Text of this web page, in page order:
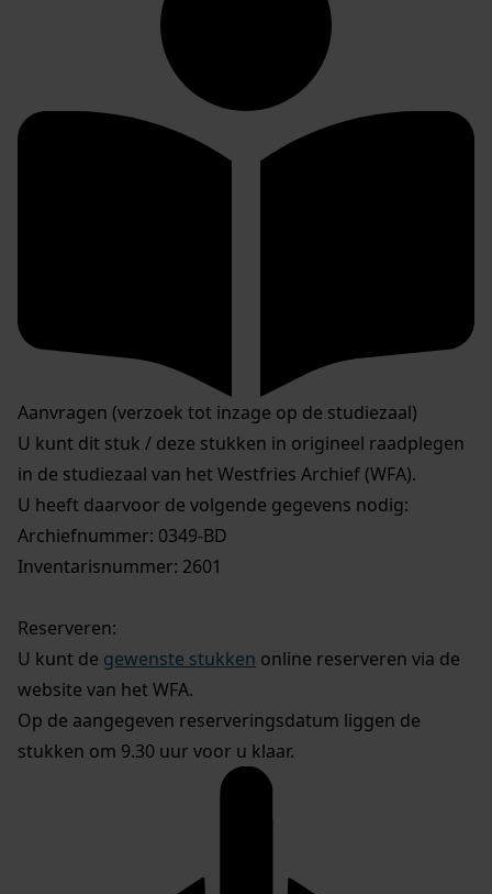
Aanvragen (verzoek tot inzage op de studiezaal)
U kunt dit stuk / deze stukken in origineel raadplegen
in de studiezaal van het Westfries Archief (WFA).
U heeft daarvoor de volgende gegevens nodig:
Archiefnummer: 0349-BD
Inventarisnummer: 2601
Reserveren:
U kunt de gewenste stukken online reserveren via de
website van het WFA.
Op de aangegeven reserveringsdatum liggen de
stukken om 9.30 uur voor u klaar.